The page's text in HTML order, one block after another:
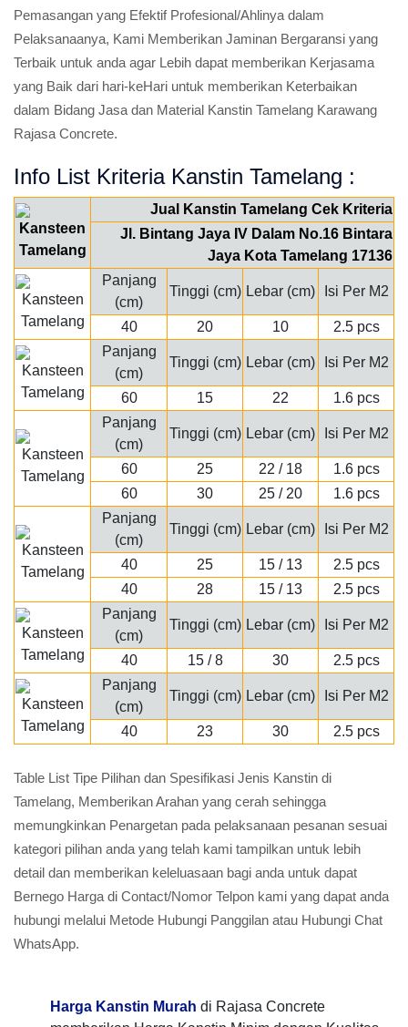
Pemasangan yang Efektif Profesional/Ahlinya dalam
Pelaksanaanya, Kami Memberikan Jaminan Bergaransi yang
Terbaik untuk anda agar Lebih dapat memberikan Kerjasama
yang Baik dari hari-keHari untuk memberikan Keterbaikan
dalam Bidang Jasa dan Material Kanstin Tamelang Karawang
Rajasa Concrete.
Info List Kriteria Kanstin Tamelang :
Jual Kanstin Tamelang Cek Kriteria
Jl. Bintang Jaya IV Dalam No.16 Bintara
Jaya Kota Tamelang 17136
Panjang
(cm)
Tinggi (cm) Lebar (cm) Isi Per M2
40 20 10
2.5 pcs
Panjang
(cm)
Tinggi (cm) Lebar (cm) Isi Per M2
60 15 22
1.6 pcs
Panjang
(cm)
Tinggi (cm) Lebar (cm) Isi Per M2
60 25 22 / 18
1.6 pcs
60
30 25 / 20
1.6 pcs
Panjang
(cm)
Tinggi (cm) Lebar (cm) Isi Per M2
40 25 15 / 13
2.5 pcs
40
28 15 / 13
2.5 pcs
Panjang
(cm)
Tinggi (cm) Lebar (cm) Isi Per M2
40 15 / 8 30
2.5 pcs
Panjang
(cm)
Tinggi (cm) Lebar (cm) Isi Per M2
40 23 30 2.5 pcs
Table List Tipe Pilihan dan Spesifikasi Jenis Kanstin di
Tamelang, Memberikan Arahan yang cerah sehingga
memungkinkan Penargetan pada pelaksanaan pesanan sesuai
kategori pilihan anda yang telah kami tampilkan untuk lebih
detail dan memberikan keleluasaan bagi anda untuk dapat
Bernego Harga di Contact/Nomor Telpon kami yang dapat anda
hubungi melalui Metode Hubungi Panggilan atau Hubungi Chat
WhatsApp.
Harga Kanstin Murah di Rajasa Concrete